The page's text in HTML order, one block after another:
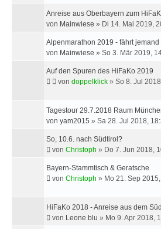
Anreise aus Oberbayern zum
von Mainwiese » Di 14. Mai 2019,
Alpenmarathon 2019 - fährt jemand
von Mainwiese » So 3. Mär 2019,
Auf den Spuren des HiFaKo 2019
von doppelklick » So 8. Jul
Tagestour 29.7.2018 Raum
von yam2015 » Sa 28. Jul 2018,
So, 10.6. nach Südtirol?
von Christoph » Do 7. Jun 2018,
Bayern-Stammtisch & Geratsche
von Christoph » Mo 21. Sep
HiFaKo 2018 - Anreise aus dem
von Leone blu » Mo 9. Apr 2018,